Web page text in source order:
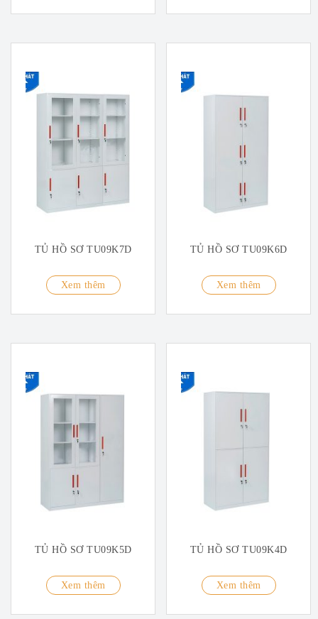
TỦ HỒ SƠ TU09K7D
Xem thêm
TỦ HỒ SƠ TU09K6D
Xem thêm
TỦ HỒ SƠ TU09K5D
Xem thêm
TỦ HỒ SƠ TU09K4D
Xem thêm